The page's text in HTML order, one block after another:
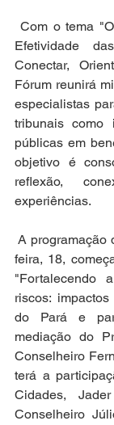
Com o tema
Efetividade
Conectar,
Fórum reunirá
especialistas
tribunais como
públicas em
objetivo é
reflexão,
experiências.
A programação
feira, 18,
"Fortalecendo
riscos:
do Pará e
mediação do
Conselheiro
terá a
Cidades,
Conselheiro